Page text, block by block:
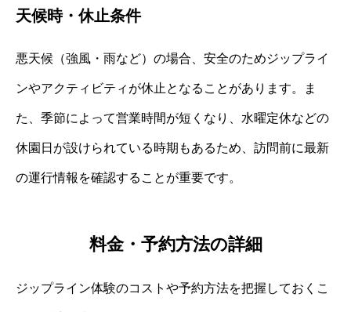
天候時・休止条件
悪天候（強風・雨など）の場合、安全のためジップライ
ンやアクティビティが休止となることがあります。ま
た、季節によって営業時間が短くなり、水曜定休などの
休園日が設けられている時期もあるため、訪問前に最新
の運行情報を確認することが重要です。
料金・予約方法の詳細
ジップライン体験のコストや予約方法を把握しておくこ